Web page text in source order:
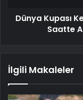
Dünya Kupası
Saatte
İlgili Makaleler